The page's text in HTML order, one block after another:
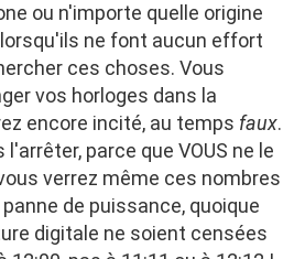
ou n'importe quelle origine
ne font aucun effort
ces choses. Vous
vos horloges dans la
encore incité, au temps faux.
parce que VOUS ne le
verrez même ces nombres
de puissance, quoique
digitale ne soient censées